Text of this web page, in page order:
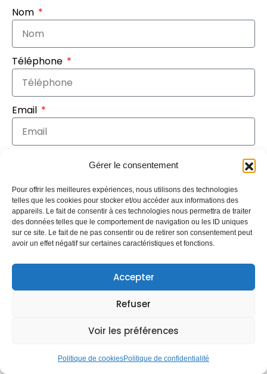
Gérer le consentement
Pour offrir les meilleures expériences, nous utilisons des technologies
telles que les cookies pour stocker et/ou accéder aux informations des
appareils. Le fait de consentir à ces technologies nous permettra de traiter
des données telles que le comportement de navigation ou les ID uniques
sur ce site. Le fait de ne pas consentir ou de retirer son consentement peut
avoir un effet négatif sur certaines caractéristiques et fonctions.
Accepter
Refuser
Voir les préférences
Politique de cookiesPolitique de confidentialité
Nom
Téléphone
Email
Message
Envoyer
Un projet ? Une